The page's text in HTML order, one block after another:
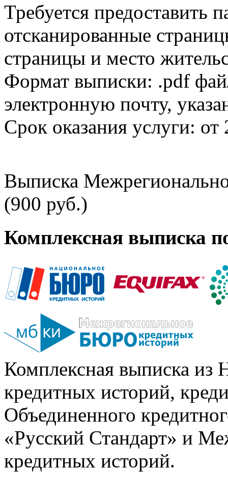
Требуется предоставить
отсканированные
страницы и место
Формат выписки: .pdf
электронную почту,
Срок оказания услуги: от
Выписка
(900 руб.)
Комплексная выписка
Комплексная выписка из
кредитных историй,
Объединенного
«Русский Стандарт» и
кредитных историй.